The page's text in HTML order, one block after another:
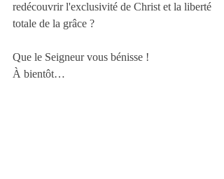
redécouvrir l'exclusivité de Christ et la liberté
totale de la grâce ?
Que le Seigneur vous bénisse !
À bientôt…